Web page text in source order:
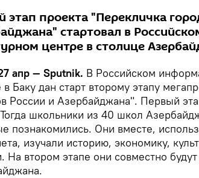
этап проекта "Перекличка
стартовал в
центре в столице
апр — Sputnik. В Российском
в Баку дан старт второму этапу
России и Азербайджана". Первый
школьники из 40 школ
познакомились. Они вместе,
изучали историю, экономику,
На втором этапе они совместно